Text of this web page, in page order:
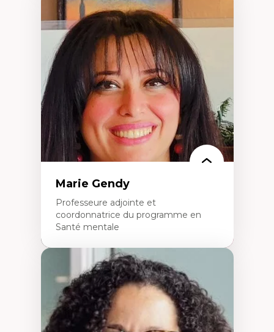
Expertises
Les apports pédagogiques des théories de
l'affect, du posthumanisme, du féminisme
dans l'éducation aux sciences
L'apprentissage des sciences/STIM dans une
perspective socioécologique de care
L’insertion professionnelle des
enseignant.e.s
Marie Gendy
Professeure adjointe et
coordonnatrice du programme en
Santé mentale
Expertises
Neuropsychiatrie et neurosciences
Direction d'essais cliniques
Analyse des politiques et pratiques en santé
mentale
Développement de protocoles d'essais